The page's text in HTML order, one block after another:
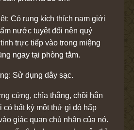
Có rung kích thích nam giới
nước tuyệt đối nên quý
trực tiếp vào trong miệng
ngay tại phòng tắm.
Sử dụng dây sạc.
cứng, chĩa thẳng, chồi hẳn
có bất kỳ một thứ gì đó hấp
giác quan chủ nhân của nó.